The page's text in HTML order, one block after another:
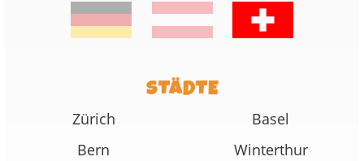
STÄDTE
Zürich
Basel
Bern
Winterthur